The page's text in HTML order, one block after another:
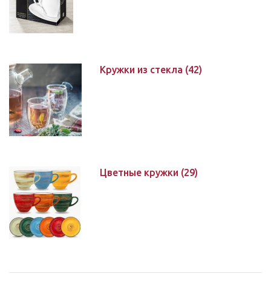
Кружки из стекла (42)
Цветные кружки (29)